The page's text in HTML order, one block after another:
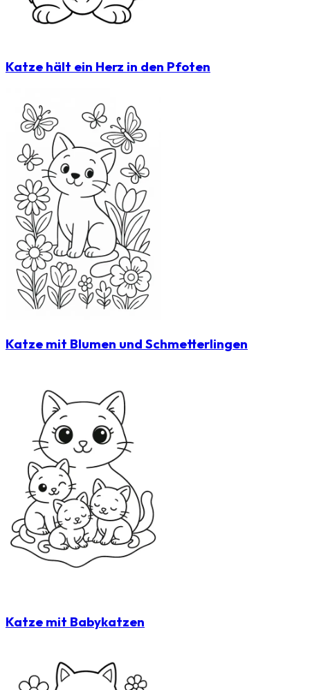
Katze hält ein Herz in den Pfoten
Katze mit Blumen und Schmetterlingen
Katze mit Babykatzen